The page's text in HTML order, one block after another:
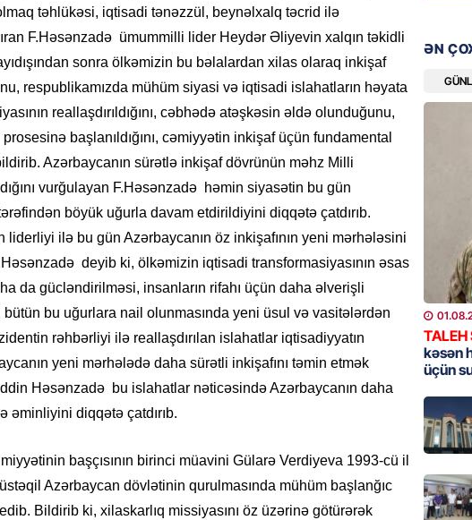
təhlükəsi, iqtisadi tənəzzül, beynəlxalq təcrid ilə
F.Həsənzadə ümummilli lider Heydər Əliyevin xalqın təkidli
sonra ölkəmizin bu bəlalardan xilas olaraq inkişaf
respublikamızda mühüm siyasi və iqtisadi islahatların həyata
reallaşdırıldığını, cəbhədə atəşkəsin əldə olunduğunu,
başlanıldığını, cəmiyyətin inkişaf üçün fundamental
bildirib. Azərbaycanın sürətlə inkişaf dövrünün məhz Milli
vurğulayan F.Həsənzadə həmin siyasətin bu gün
böyük uğurla davam etdirildiyini diqqətə çatdırıb.
ilə bu gün Azərbaycanın öz inkişafının yeni mərhələsini
deyib ki, ölkəmizin iqtisadi transformasiyasının əsas
da gücləndirilməsi, insanların rifahı üçün daha əlverişli
bütün bu uğurlara nail olunmasında yeni üsul və vasitələrdən
rəhbərliyi ilə reallaşdırılan islahatlar iqtisadiyyatın
yeni mərhələdə daha sürətli inkişafını təmin etmək
Həsənzadə bu islahatlar nəticəsində Azərbaycanın daha
əminliyini diqqətə çatdırıb.
başçısının birinci müavini Gülarə Verdiyeva 1993-cü il
Azərbaycan dövlətinin qurulmasında mühüm başlanğıc
Bildirib ki, xilaskarlıq missiyasını öz üzərinə götürərək
GÜNDƏM
HADISƏ
söydü,
BANNER
ƏN
TALEH
kəsən
üçün